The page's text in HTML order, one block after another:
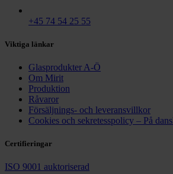
+45 74 54 25 55
Viktiga länkar
Glasprodukter A-Ö
Om Mirit
Produktion
Råvaror
Försäljnings- och leveransvillkor
Cookies och sekretesspolicy – På
Certifieringar
ISO 9001 auktoriserad